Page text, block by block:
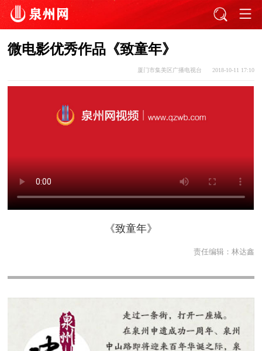
微电影优秀作品《致童年》
厦门市集美区广播电视台 2018-10-11 17:10
《致童年》
责任编辑： 林达鑫